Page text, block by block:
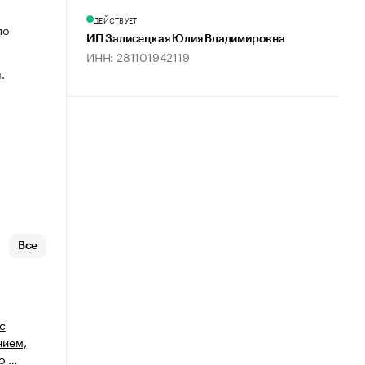
Все
…
ДЕЙСТВУЕТ
ИП Залисецкая Юлия Владимировна
ИНН: 281101942119